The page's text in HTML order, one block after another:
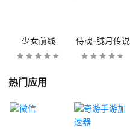
少女前线 侍魂-胧月传说
热门应用